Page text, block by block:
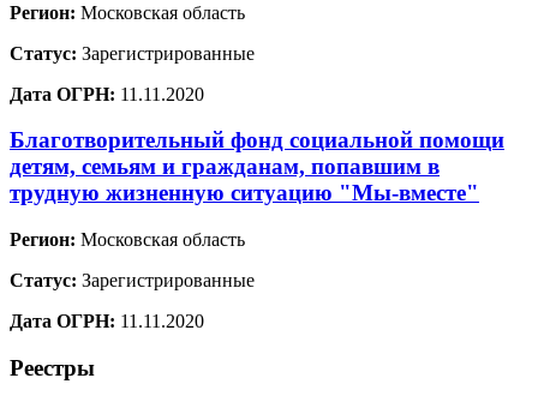
Регион: Московская область
Статус: Зарегистрированные
Дата ОГРН: 11.11.2020
Благотворительный фонд социальной помощи
детям, семьям и гражданам, попавшим в
трудную жизненную ситуацию "Мы-вместе"
Регион: Московская область
Статус: Зарегистрированные
Дата ОГРН: 11.11.2020
Реестры